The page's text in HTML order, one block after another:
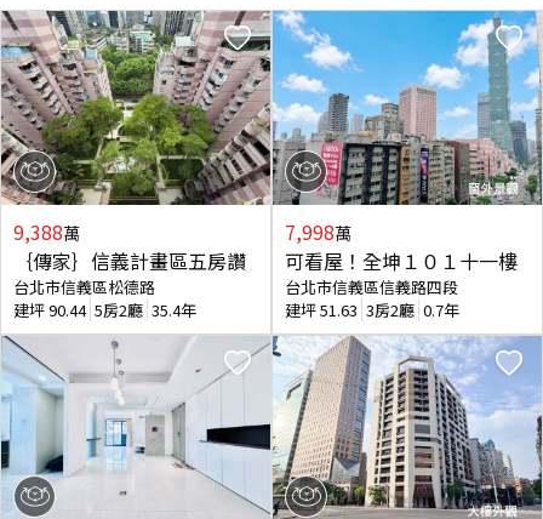
9,388萬
｛傳家｝信義計畫區五房讚
台北市信義區松德路
建坪90.44 5房2廳 35.4年
7,998萬
可看屋！全坤１０１十一樓
台北市信義區信義路四段
建坪51.63 3房2廳 0.7年